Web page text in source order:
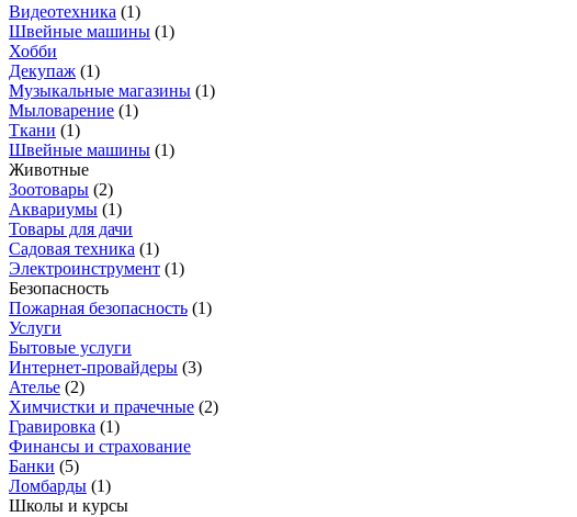
Видеотехника (1)
Швейные машины (1)
Хобби
Декупаж (1)
Музыкальные магазины (1)
Мыловарение (1)
Ткани (1)
Швейные машины (1)
Животные
Зоотовары (2)
Аквариумы (1)
Товары для дачи
Садовая техника (1)
Электроинструмент (1)
Безопасность
Пожарная безопасность (1)
Услуги
Бытовые услуги
Интернет-провайдеры (3)
Ателье (2)
Химчистки и прачечные (2)
Гравировка (1)
Финансы и страхование
Банки (5)
Ломбарды (1)
Школы и курсы